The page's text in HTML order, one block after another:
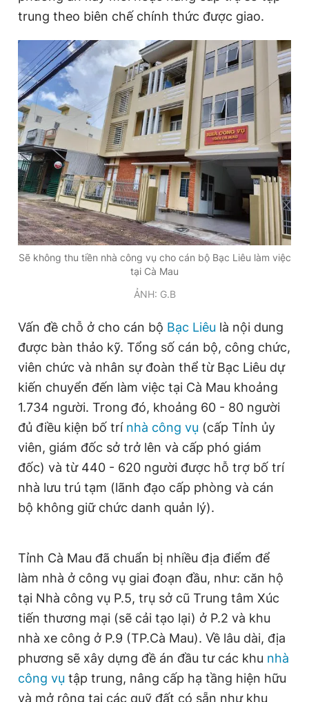
0906 645 777 0908 780 404
Đặt báo Quảng cáo RSS Tòa soạn Chính sách bảo
Tổng biên tập: Nguyễn Ngọc Toàn
Phó tổng biên tập thường trực: Hải Thành
Phó tổng biên tập: Lâm Hiếu Dũng
Phó tổng biên tập: Trần Việt Hưng
Tổng thư ký tòa soạn: Đức Trung
Giấy phép xuất bản số 110/GP - BTTTT cấp ngày 24.3.2020
© 2003-2026 Bản quyền thuộc về Báo Thanh Niên. Cấm sao
chép dưới mọi hình thức nếu không có sự chấp thuận bằng văn
bản. Phát triển bởi ePi Technologies, JSC.
trung theo biên chế chính thức được giao.
Sẽ không thu tiền nhà công vụ cho cán bộ Bạc Liêu làm việc
tại Cà Mau
ẢNH: G.B
Vấn đề chỗ ở cho cán bộ Bạc Liêu là nội dung
được bàn thảo kỹ. Tổng số cán bộ, công chức,
viên chức và nhân sự đoàn thể từ Bạc Liêu dự
kiến chuyển đến làm việc tại Cà Mau khoảng
1.734 người. Trong đó, khoảng 60 - 80 người
đủ điều kiện bố trí nhà công vụ (cấp Tỉnh ủy
viên, giám đốc sở trở lên và cấp phó giám
đốc) và từ 440 - 620 người được hỗ trợ bố trí
nhà lưu trú tạm (lãnh đạo cấp phòng và cán
bộ không giữ chức danh quản lý).
Tỉnh Cà Mau đã chuẩn bị nhiều địa điểm để
làm nhà ở công vụ giai đoạn đầu, như: căn hộ
tại Nhà công vụ P.5, trụ sở cũ Trung tâm Xúc
tiến thương mại (sẽ cải tạo lại) ở P.2 và khu
nhà xe công ở P.9 (TP.Cà Mau). Về lâu dài, địa
phương sẽ xây dựng đề án đầu tư các khu nhà
công vụ tập trung, nâng cấp hạ tầng hiện hữu
và mở rộng tại các quỹ đất có sẵn như khu